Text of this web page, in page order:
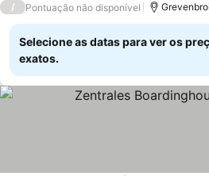
/ Pontuação não disponível
Selecione as datas para ver os
exatos.